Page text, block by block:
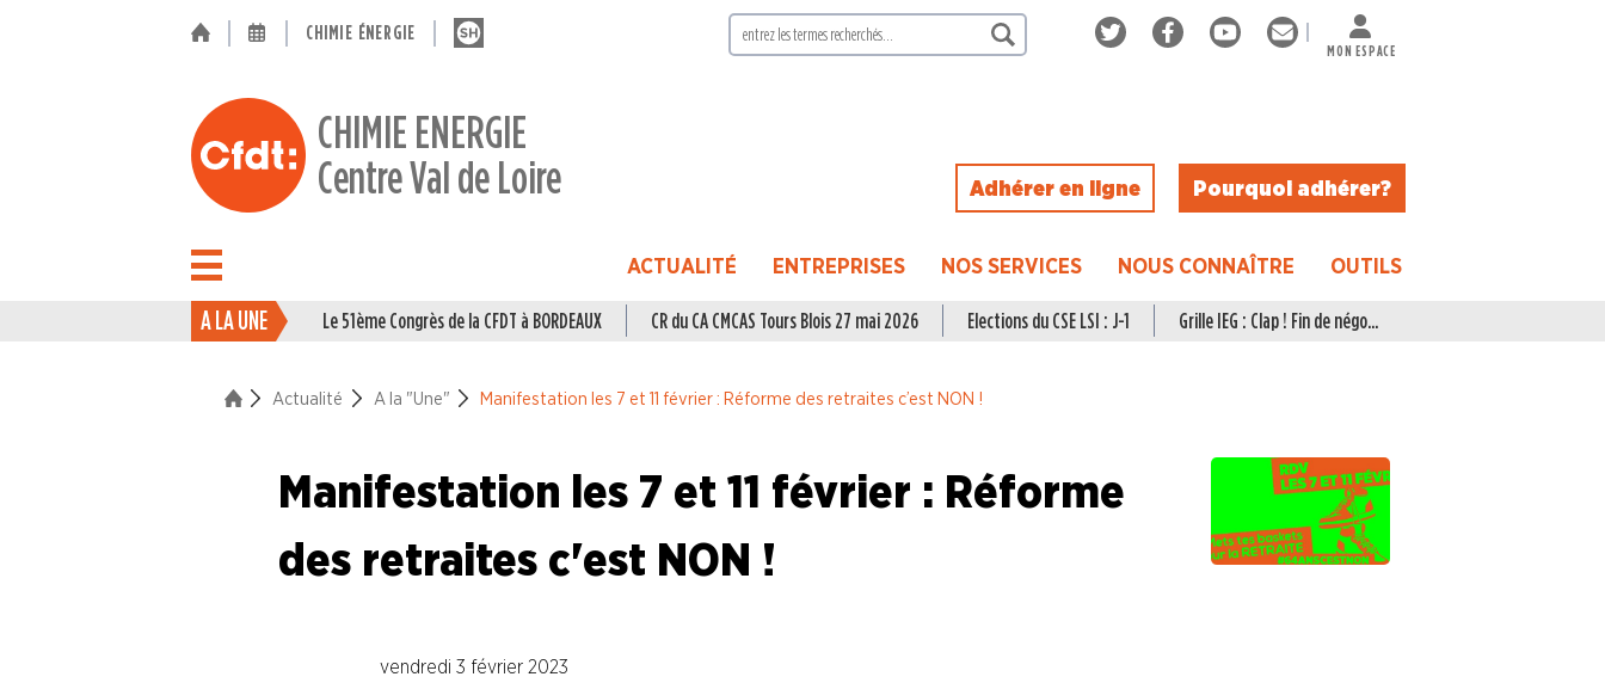
CHIMIE ÉNERGIE
MON ESPACE
CHIMIE ENERGIE
Centre Val de Loire
Adhérer en ligne Pourquoi adhérer ?
ACTUALITÉ
La vie du Syndicat
A la "Une"
Syndicalisme HEBDO
Les extraits du Mag Fce
ACTUALITÉ ENTREPRISES NOS SERVICES NOUS CONNAÎTRE OUTILS
A LA UNE Le 51ème Congrès de la CFDT à BORDEAUX CR du CA CMCAS Tours Blois 27 mai 2026 Elections du CSE LSI : J-1 Grille IEG : Clap ! Fin de négo...
Actualité A la "Une" Manifestation les 7 et 11 février : Réforme des retraites c’est NON !
Manifestation les 7 et 11 février : Réforme
des retraites c'est NON !
vendredi 3 février 2023